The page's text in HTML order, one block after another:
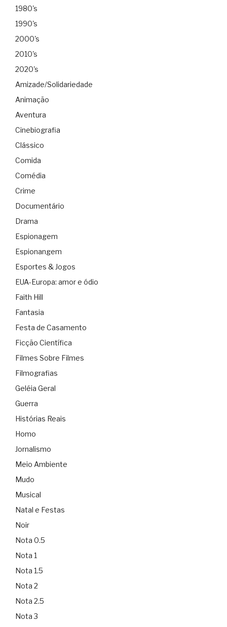
1980's
1990's
2000's
2010's
2020's
Amizade/Solidariedade
Animação
Aventura
Cinebiografia
Clássico
Comida
Comédia
Crime
Documentário
Drama
Espionagem
Espionangem
Esportes & Jogos
EUA-Europa: amor e ódio
Faith Hill
Fantasia
Festa de Casamento
Ficção Científica
Filmes Sobre Filmes
Filmografias
Geléia Geral
Guerra
Histórias Reais
Homo
Jornalismo
Meio Ambiente
Mudo
Musical
Natal e Festas
Noir
Nota 0.5
Nota 1
Nota 1.5
Nota 2
Nota 2.5
Nota 3